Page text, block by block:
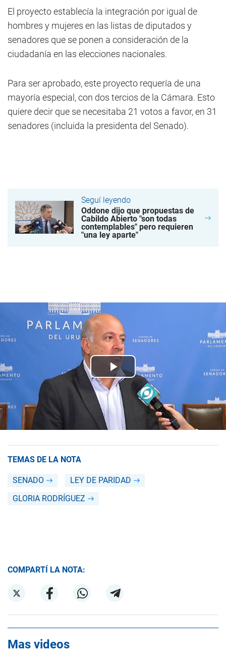
El proyecto establecía la integración por igual de
hombres y mujeres en las listas de diputados y
senadores que se ponen a consideración de la
ciudadanía en las elecciones nacionales.
Para ser aprobado, este proyecto requería de una
mayoría especial, con dos tercios de la Cámara. Esto
quiere decir que se necesitaba 21 votos a favor, en 31
senadores (incluida la presidenta del Senado).
Seguí leyendo
Oddone dijo que propuestas de
Cabildo Abierto "son todas
contemplables" pero requieren
"una ley aparte"
TEMAS DE LA NOTA
SENADO
LEY DE PARIDAD
GLORIA RODRÍGUEZ
COMPARTÍ LA NOTA:
Mas videos